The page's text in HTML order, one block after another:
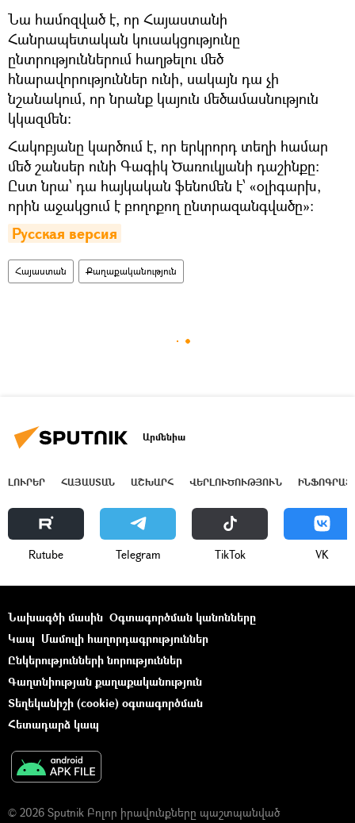
Նա համոզված է, որ Հայաստանի
Հանրապետական կուսակցությունը
ընտրություններում հաղթելու մեծ
հնարավորություններ ունի, սակայն դա չի
նշանակում, որ նրանք կայուն մեծամասնություն
կկազմեն:
Հակոբյանը կարծում է, որ երկրորդ տեղի համար
մեծ շանսեր ունի Գագիկ Ծառուկյանի դաշինքը:
Ըստ նրա՝ դա հայկական ֆենոմեն է՝ «օլիգարխ,
որին աջակցում է բողոքող ընտրազանգվածը»:
Русская версия
Հայաստան Քաղաքականություն
Արմենիա
ԼՈՒՐԵՐ ՀԱՅԱՍՏԱՆ ԱՇԽԱՐՀ ՎԵՐԼՈՒԾՈՒԹՅՈՒՆ
Rutube Telegram ТikТоk VK
Նախագծի մասին Օգտագործման կանոնները
Կապ Մամուլի հաղորդագրություններ
Ընկերությունների նորություններ
Գաղտնիության քաղաքականություն
Տեղեկանիշի (cookie) օգտագործման
Հետադարձ կապ
© 2026 Sputnik Բոլոր իրավունքները պաշտպանված